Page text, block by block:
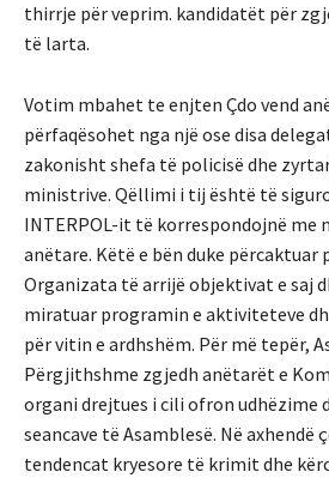
thirrje për veprim. kandidatët për
të larta.
Votim mbahet te enjten Çdo vend
përfaqësohet nga një ose disa
zakonisht shefa të policisë dhe
ministrive. Qëllimi i tij është të
INTERPOL-it të korrespondojnë me
anëtare. Këtë e bën duke përcaktuar
Organizata të arrijë objektivat e saj
miratuar programin e aktiviteteve
për vitin e ardhshëm. Për më tepër,
Përgjithshme zgjedh anëtarët e
organi drejtues i cili ofron udhëzime
seancave të Asamblesë. Në axhendë
tendencat kryesore të krimit dhe